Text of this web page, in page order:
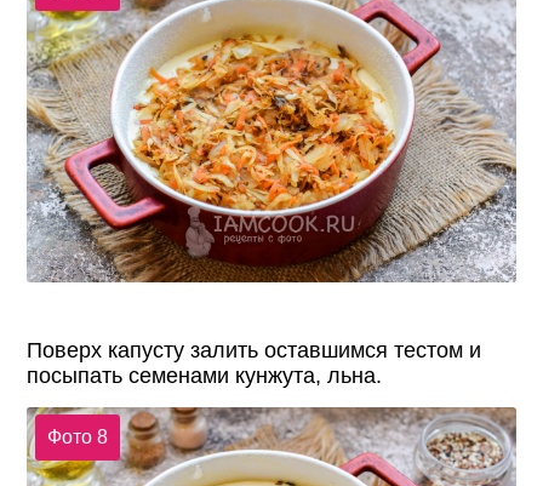
Поверх капусту залить оставшимся тестом и
посыпать семенами кунжута, льна.
Фото 8